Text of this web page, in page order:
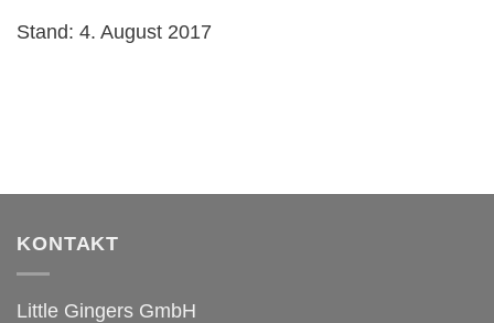
Stand: 4. August 2017
KONTAKT
Little Gingers GmbH